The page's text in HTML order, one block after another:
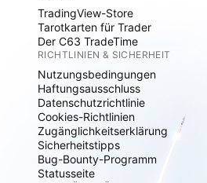
TradingView-Store
Tarotkarten für Trader
Der C63 TradeTime
RICHTLINIEN & SICHERHEIT
Nutzungsbedingungen
Haftungsausschluss
Datenschutzrichtlinie
Cookies-Richtlinien
Zugänglichkeitserklärung
Sicherheitstipps
Bug-Bounty-Programm
Statusseite